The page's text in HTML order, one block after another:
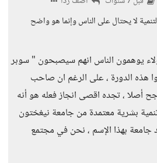
لا يحتال على الناس وإنما هو واضح
يوهمون الناس انهم سيصبحون " سوبر
هذه الدورة ، على الرغم ان صاحب
أصلا ، تجده اقصى انجاز فعله هو أنه
بشرية معتمدة من جامعة نيغختون
جامعة بهذا الإسم ، نحن في مجتمع